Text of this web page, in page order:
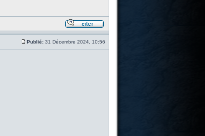
Publié:31 Décembre 2024, 10:56